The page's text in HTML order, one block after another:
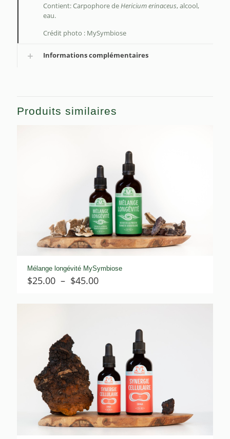
Contient: Carpophore deHericium erinaceus, alcool,
eau.
Crédit photo : MySymbiose
Informations complémentaires
Produits similaires
Mélange longévité MySymbiose
$25.00 – $45.00Plage